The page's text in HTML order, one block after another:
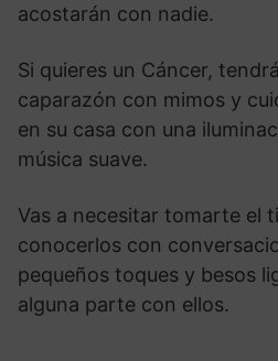
acostarán con nadie.
Si quieres un Cáncer,
caparazón con mimos y
en su casa con una
música suave.
Vas a necesitar tomarte el
conocerlos con
pequeños toques y besos
alguna parte con ellos.